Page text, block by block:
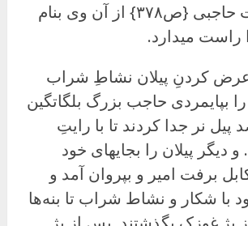
برسم وی است حاجبی {ص۳۷۸} از آن وی بنام
راست میدارد.
کردنِ پیلان نشاطِ شراب
را بپایمردی حاجب بزرگ بلگاتگین
نر جدا کردند تا با رایتِ
و دیگر پیلان را بجایهای خود
برفت امیر و بپروان آمد و
با شکار و نشاط شراب تا بنه‌ها